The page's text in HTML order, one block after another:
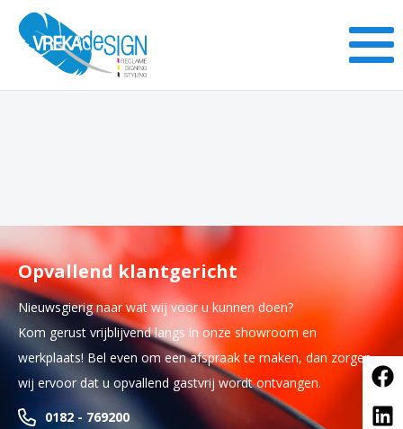
Opvallend klantgericht
Nieuwsgierig naar wat wij voor u kunnen doen?
Kom gerust vrijblijvend langs in onze showroom en
werkplaats! Bel even om een afspraak te maken, dan zorgen
wij ervoor dat u opvallend gastvrij wordt ontvangen.
0182 - 769200